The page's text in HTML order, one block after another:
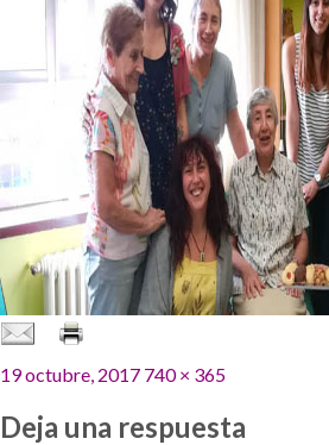
Publicado
19 octubre, 2017 Tamaño
740 × 365
Deja una respuesta